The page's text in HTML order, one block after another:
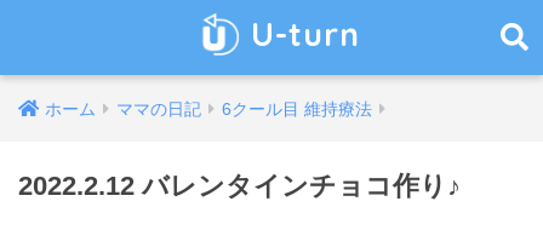
U-turn
ホーム ママの日記 6クール目 維持療法
2022.2.12 バレンタインチョコ作り♪